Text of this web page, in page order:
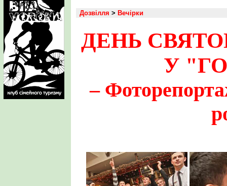
Дозвілля > Вечірки
ДЕНЬ
У
–